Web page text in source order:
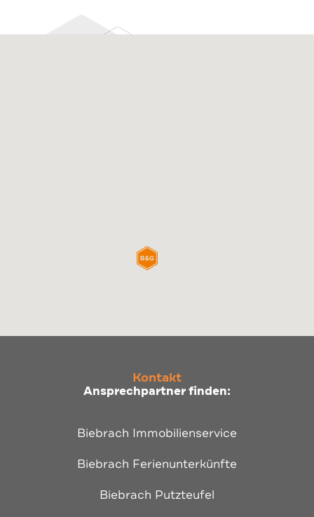
Kontakt
Ansprechpartner finden:
Biebrach Immobilienservice
Biebrach Ferienunterkünfte
Biebrach Putzteufel